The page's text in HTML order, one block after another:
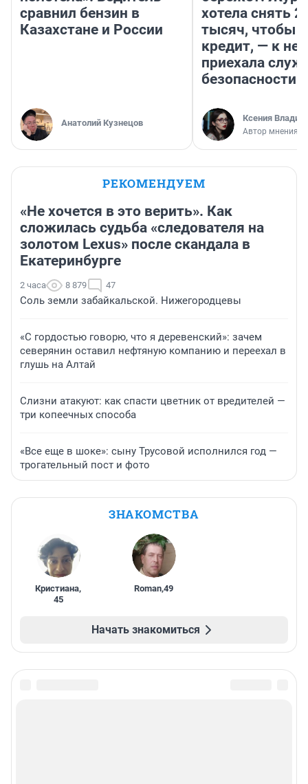
сравнил бензин в
Казахстане и России
Анатолий Кузнецов
хотела снять
тысяч, чтобы
кредит, — к
приехала
безопасности
Ксения
Автор мнения
РЕКОМЕНДУЕМ
«Не хочется в это верить». Как
сложилась судьба «следователя на
золотом Lexus» после скандала в
Екатеринбурге
2 часа 8 879 47
Соль земли забайкальской. Нижегородцевы
«С гордостью говорю, что я деревенский»: зачем
северянин оставил нефтяную компанию и переехал в
глушь на Алтай
Слизни атакуют: как спасти цветник от вредителей —
три копеечных способа
«Все еще в шоке»: сыну Трусовой исполнился год —
трогательный пост и фото
ЗНАКОМСТВА
Кристиана,
45
Roman,49
Начать знакомиться